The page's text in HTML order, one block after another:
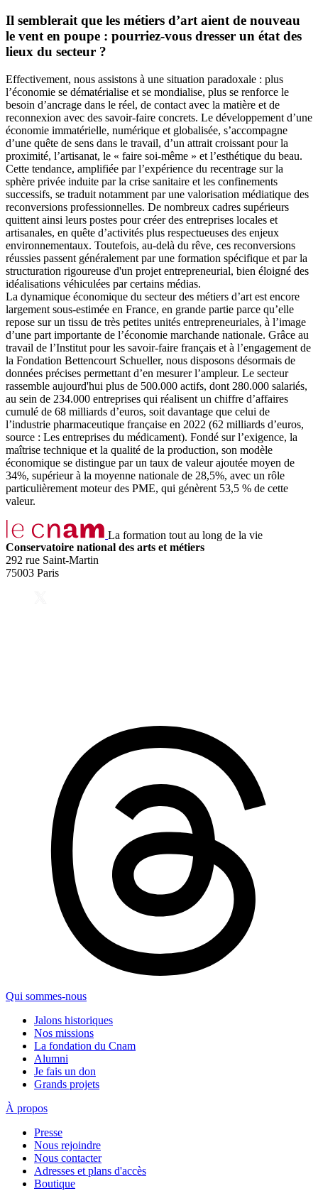
Il semblerait que les métiers d’art aient de nouveau
le vent en poupe : pourriez-vous dresser un état des
lieux du secteur ?
Effectivement, nous assistons à une situation paradoxale : plus
l’économie se dématérialise et se mondialise, plus se renforce le
besoin d’ancrage dans le réel, de contact avec la matière et de
reconnexion avec des savoir-faire concrets. Le développement d’une
économie immatérielle, numérique et globalisée, s’accompagne
d’une quête de sens dans le travail, d’un attrait croissant pour la
proximité, l’artisanat, le « faire soi-même » et l’esthétique du beau.
Cette tendance, amplifiée par l’expérience du recentrage sur la
sphère privée induite par la crise sanitaire et les confinements
successifs, se traduit notamment par une valorisation médiatique des
reconversions professionnelles. De nombreux cadres supérieurs
quittent ainsi leurs postes pour créer des entreprises locales et
artisanales, en quête d’activités plus respectueuses des enjeux
environnementaux. Toutefois, au-delà du rêve, ces reconversions
réussies passent généralement par une formation spécifique et par la
structuration rigoureuse d'un projet entrepreneurial, bien éloigné des
idéalisations véhiculées par certains médias.
La dynamique économique du secteur des métiers d’art est encore
largement sous-estimée en France, en grande partie parce qu’elle
repose sur un tissu de très petites unités entrepreneuriales, à l’image
d’une part importante de l’économie marchande nationale. Grâce au
travail de l’Institut pour les savoir-faire français et à l’engagement de
la Fondation Bettencourt Schueller, nous disposons désormais de
données précises permettant d’en mesurer l’ampleur. Le secteur
rassemble aujourd'hui plus de 500.000 actifs, dont 280.000 salariés,
au sein de 234.000 entreprises qui réalisent un chiffre d’affaires
cumulé de 68 milliards d’euros, soit davantage que celui de
l’industrie pharmaceutique française en 2022 (62 milliards d’euros,
source : Les entreprises du médicament). Fondé sur l’exigence, la
maîtrise technique et la qualité de la production, son modèle
économique se distingue par un taux de valeur ajoutée moyen de
34%, supérieur à la moyenne nationale de 28,5%, avec un rôle
particulièrement moteur des PME, qui génèrent 53,5 % de cette
valeur.
La formation tout au long de la vie
Conservatoire national des arts et métiers
292 rue Saint-Martin
75003 Paris
Qui sommes-nous
Jalons historiques
Nos missions
La fondation du Cnam
Alumni
Je fais un don
Grands projets
À propos
Presse
Nous rejoindre
Nous contacter
Adresses et plans d'accès
Boutique